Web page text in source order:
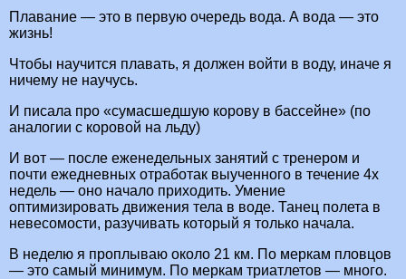
Плавание — это в первую очередь вода. А вода — это
жизнь!
Чтобы научится плавать, я должен войти в воду, иначе я
ничему не научусь.
И писала про «сумасшедшую корову в бассейне» (по
аналогии с коровой на льду)
И вот — после еженедельных занятий с тренером и
почти ежедневных отработак выученного в течение 4х
недель — оно начало приходить. Умение
оптимизировать движения тела в воде. Танец полета в
невесомости, разучивать который я только начала.
В неделю я проплываю около 21 км. По меркам пловцов
— это самый минимум. По меркам триатлетов — много.